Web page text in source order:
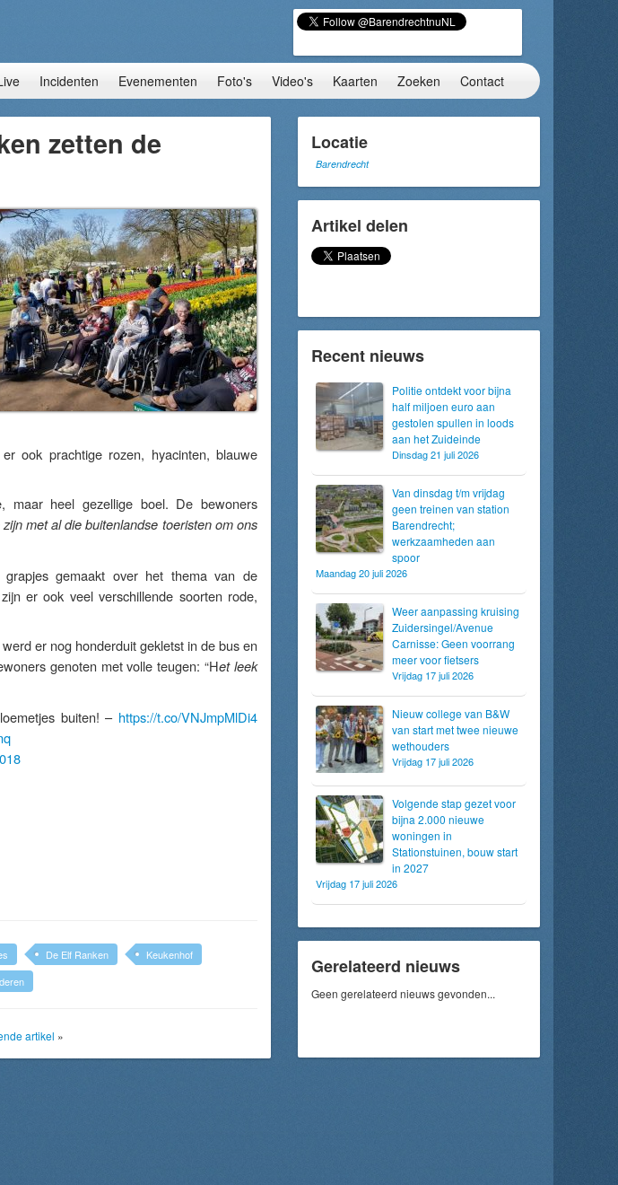
Incidenten Evenementen Foto's Video's Kaarten Zoeken Contact
zetten de
ook prachtige rozen, hyacinten, blauwe
maar heel gezellige boel. De bewoners
met al die buitenlandse toeristen om ons
gemaakt over het thema van de
er ook veel verschillende soorten rode,
er nog honderduit gekletst in de bus en
genoten met volle teugen: “Het leek
buiten! – https://t.co/VNJmpMlDi4
De Elf Ranken
Keukenhof
artikel »
Locatie
Barendrecht
Artikel delen
Recent nieuws
Politie ontdekt voor bijna
half miljoen euro aan
gestolen spullen in loods
aan het Zuideinde
Dinsdag 21 juli 2026
Van dinsdag t/m vrijdag
geen treinen van station
Barendrecht;
werkzaamheden aan
spoor
Maandag 20 juli 2026
Weer aanpassing kruising
Zuidersingel/Avenue
Carnisse: Geen voorrang
meer voor fietsers
Vrijdag 17 juli 2026
Nieuw college van B&W
van start met twee nieuwe
wethouders
Vrijdag 17 juli 2026
Volgende stap gezet voor
bijna 2.000 nieuwe
woningen in
Stationstuinen, bouw start
in 2027
Vrijdag 17 juli 2026
Gerelateerd nieuws
Geen gerelateerd nieuws gevonden...